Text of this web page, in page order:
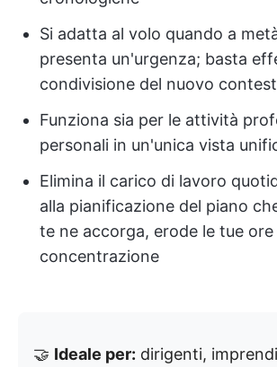
Si adatta al volo quando a
presenta un'urgenza; basta
condivisione del nuovo
Funziona sia per le attività
personali in un'unica vista
Elimina il carico di lavoro
alla pianificazione del piano
te ne accorga, erode le tue ore
concentrazione
🤝 Ideale per: dirigenti,